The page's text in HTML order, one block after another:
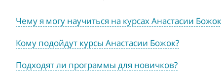
Чему я могу научиться на курсах Анастасии
Кому подойдут курсы Анастасии Божок?
Подходят ли программы для новичков?